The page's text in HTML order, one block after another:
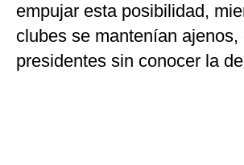
empujar esta posibilidad,
clubes se mantenían ajenos,
presidentes sin conocer la